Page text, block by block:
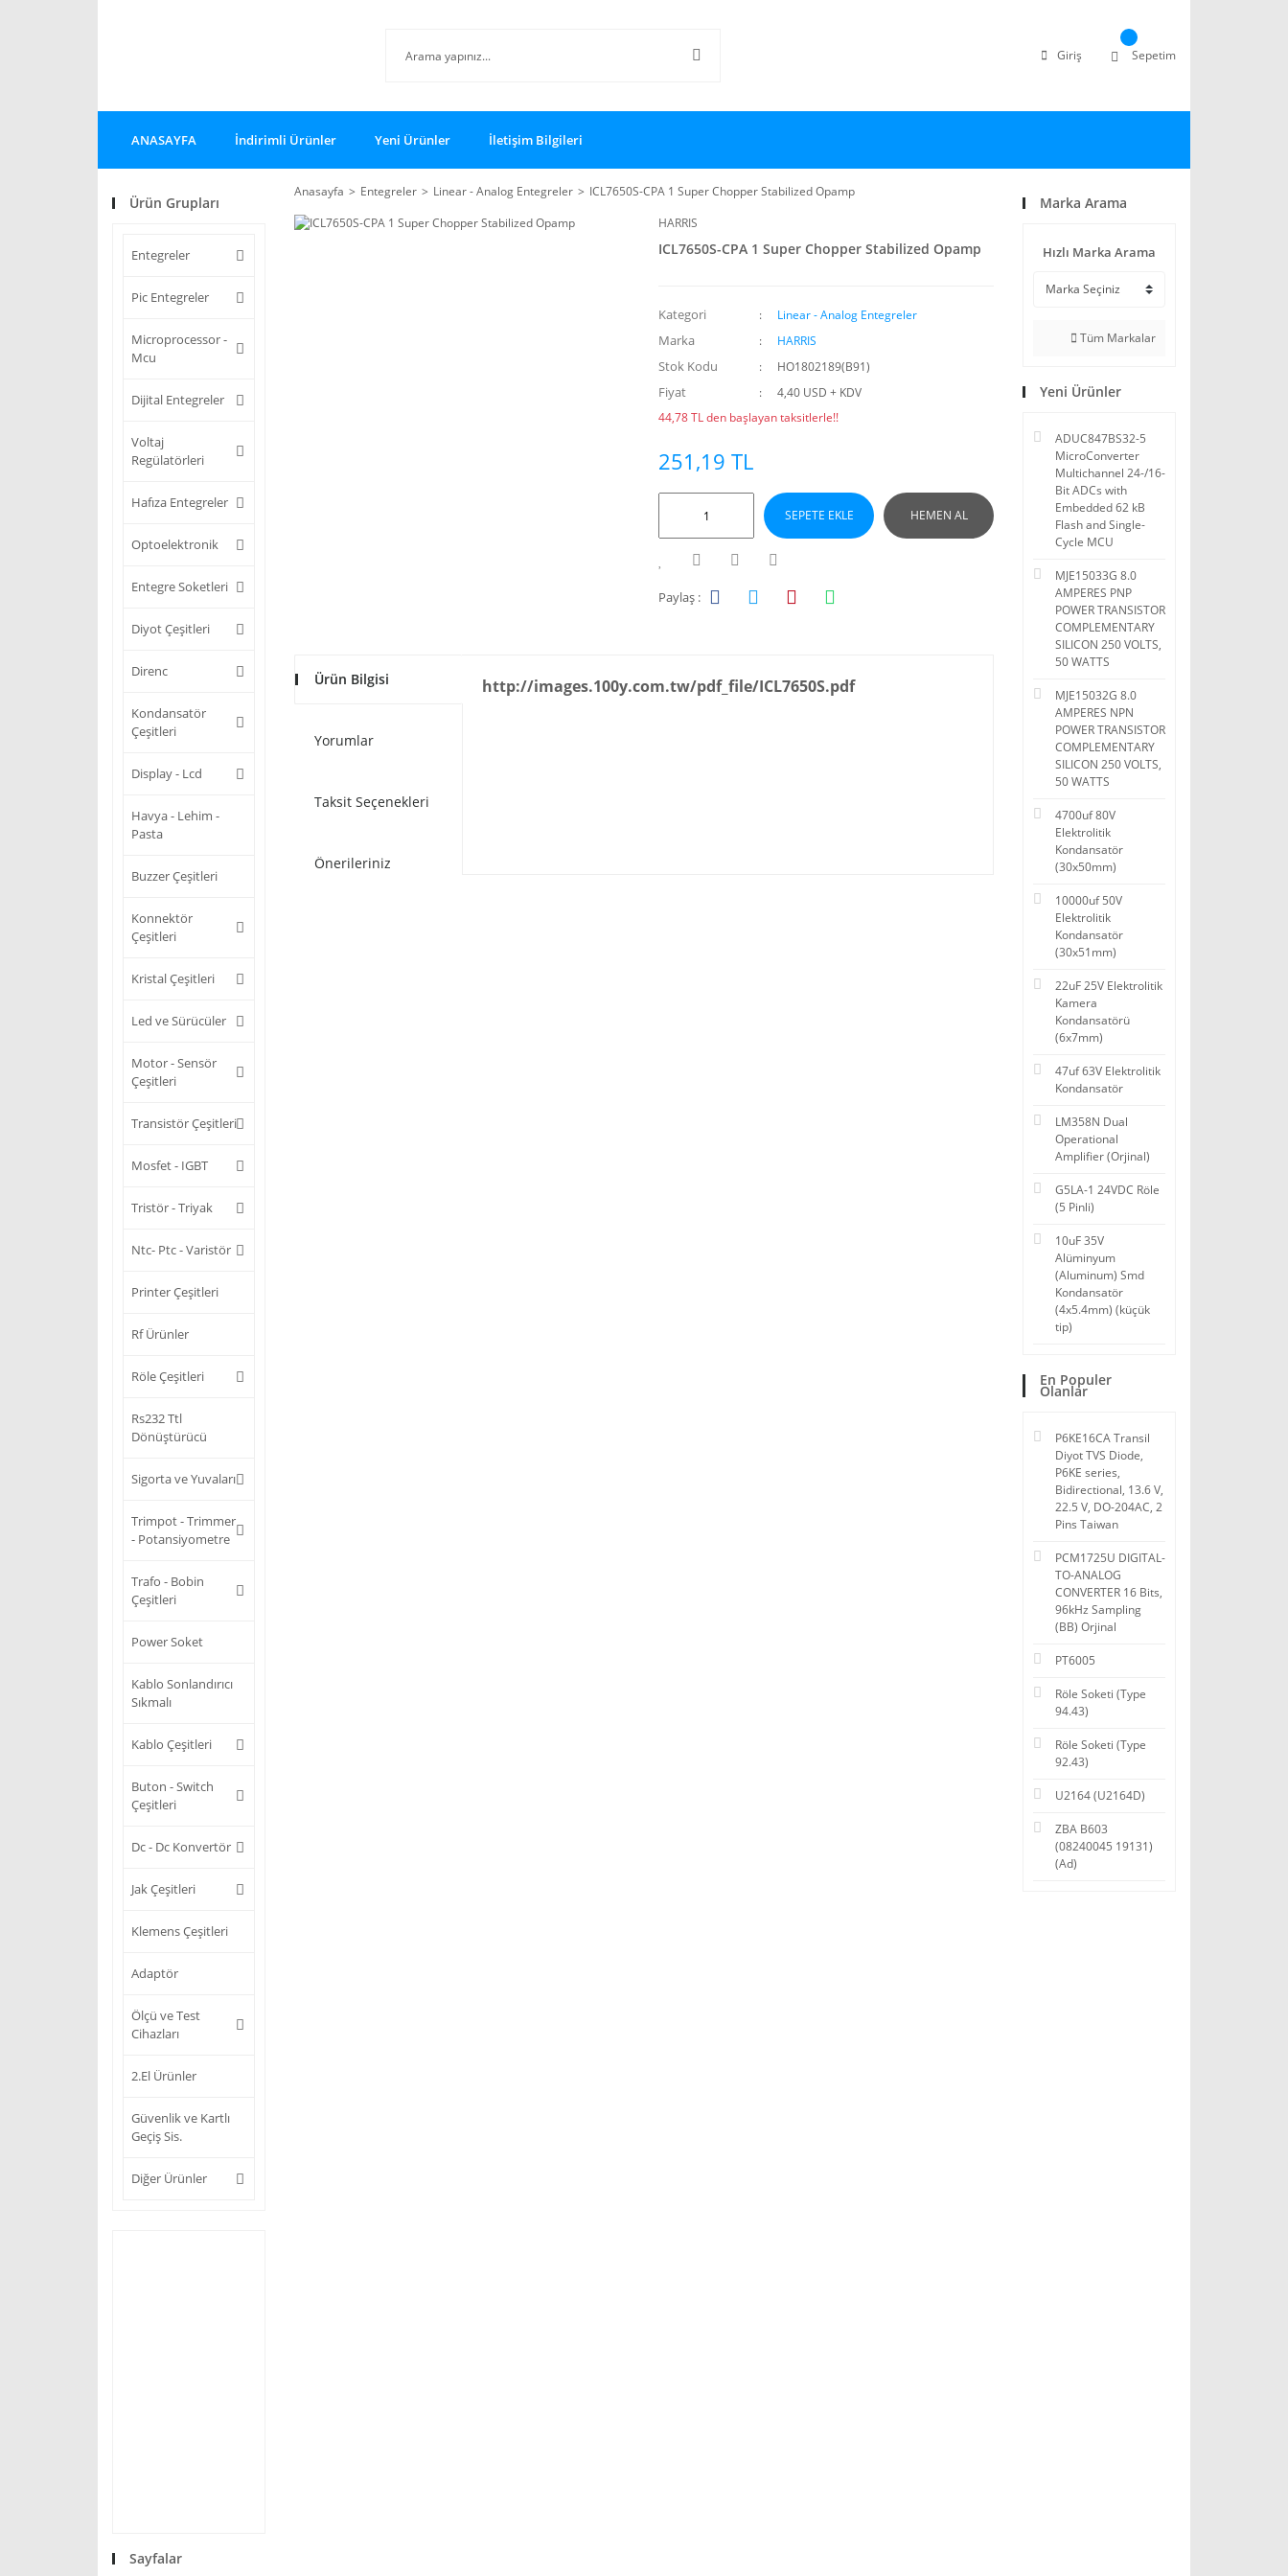
Giriş Sepetim
ANASAYFA İndirimli Ürünler Yeni Ürünler İletişim Bilgileri
Ürün Grupları
Entegreler
Pic Entegreler
Microprocessor -
Mcu
Dijital Entegreler
Voltaj
Regülatörleri
Hafıza Entegreler
Optoelektronik
Entegre Soketleri
Diyot Çeşitleri
Direnc
Kondansatör
Çeşitleri
Display - Lcd
Havya - Lehim -
Pasta
Buzzer Çeşitleri
Konnektör
Çeşitleri
Kristal Çeşitleri
Led ve Sürücüler
Motor - Sensör
Çeşitleri
Transistör Çeşitleri
Mosfet - IGBT
Tristör - Triyak
Ntc- Ptc - Varistör
Printer Çeşitleri
Rf Ürünler
Röle Çeşitleri
Rs232 Ttl
Dönüştürücü
Sigorta ve Yuvaları
Trimpot - Trimmer
- Potansiyometre
Trafo - Bobin
Çeşitleri
Power Soket
Kablo Sonlandırıcı
Sıkmalı
Kablo Çeşitleri
Buton - Switch
Çeşitleri
Dc - Dc Konvertör
Jak Çeşitleri
Klemens Çeşitleri
Adaptör
Ölçü ve Test
Cihazları
2.El Ürünler
Güvenlik ve Kartlı
Geçiş Sis.
Diğer Ürünler
Sayfalar
Anasayfa Entegreler Linear - Analog Entegreler
ICL7650S-CPA 1 Super Chopper Stabilized Opamp
HARRIS
ICL7650S-CPA 1 Super Chopper Stabilized Opamp
Kategori Linear - Analog Entegreler
Marka HARRIS
Stok Kodu HO1802189(B91)
Fiyat
4,40 USD + KDV
44,78 TL den başlayan taksitlerle!!
251,19 TL
SEPETE EKLE HEMEN AL
Paylaş :
Ürün Bilgisi
Yorumlar
Taksit Seçenekleri
Önerileriniz
http://images.100y.com.tw/pdf_file/ICL7650S.pdf
Marka Arama
Hızlı Marka Arama
Tüm Markalar
Yeni Ürünler
ADUC847BS32-5
MicroConverter
Multichannel 24-/16-
Bit ADCs with
Embedded 62 kB
Flash and Single-
Cycle MCU
MJE15033G 8.0
AMPERES PNP
POWER TRANSISTOR
COMPLEMENTARY
SILICON 250 VOLTS,
50 WATTS
MJE15032G 8.0
AMPERES NPN
POWER TRANSISTOR
COMPLEMENTARY
SILICON 250 VOLTS,
50 WATTS
4700uf 80V
Elektrolitik
Kondansatör
(30x50mm)
10000uf 50V
Elektrolitik
Kondansatör
(30x51mm)
22uF 25V Elektrolitik
Kamera
Kondansatörü
(6x7mm)
47uf 63V Elektrolitik
Kondansatör
LM358N Dual
Operational
Amplifier (Orjinal)
G5LA-1 24VDC Röle
(5 Pinli)
10uF 35V
Alüminyum
(Aluminum) Smd
Kondansatör
(4x5.4mm) (küçük
tip)
En Populer
Olanlar
P6KE16CA Transil
Diyot TVS Diode,
P6KE series,
Bidirectional, 13.6 V,
22.5 V, DO-204AC, 2
Pins Taiwan
PCM1725U DIGITAL-
TO-ANALOG
CONVERTER 16 Bits,
96kHz Sampling
(BB) Orjinal
PT6005
Röle Soketi (Type
94.43)
Röle Soketi (Type
92.43)
U2164 (U2164D)
ZBA B603
(08240045 19131)
(Ad)